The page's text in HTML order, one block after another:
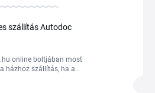
szállítás Autodoc
online boltjában most
házhoz szállítás, ha a